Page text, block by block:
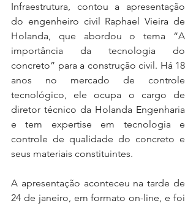
Infraestrutura, contou a apresentação
do engenheiro civil Raphael Vieira de
Holanda, que abordou o tema “A
importância da tecnologia do
concreto” para a construção civil. Há 18
anos no mercado de controle
tecnológico, ele ocupa o cargo de
diretor técnico da Holanda Engenharia
e tem expertise em tecnologia e
controle de qualidade do concreto e
seus materiais constituintes.
A apresentação aconteceu na tarde de
24 de janeiro, em formato on-line, e foi